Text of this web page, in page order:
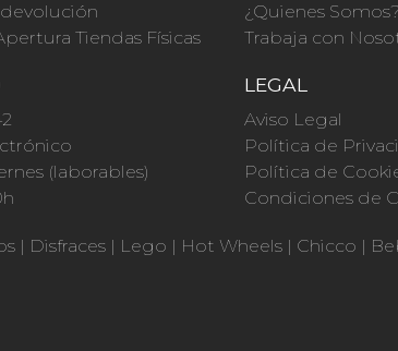
Tiendas Físicas
(laborables)
¿Quienes Somos?
Trabaja con
LEGAL
Aviso Legal
Política de
Política de
Condiciones de
| Disfraces | Lego | Hot Wheels | Chicco |